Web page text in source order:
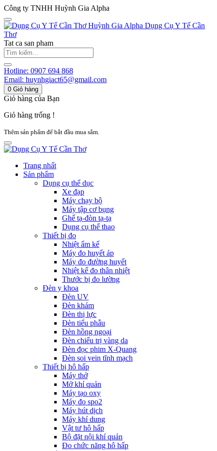
Công ty TNHH Huỳnh Gia Alpha
Huỳnh Gia Alpha Dụng Cụ Y Tế Cần
Thơ
Tat ca san pham
Hotline: 0907 694 868
Email: huynhgiact65@gmail.com
0 Giỏ hàng
Giỏ hàng của Bạn
Giỏ hàng trống !
Thêm sản phẩm để bắt đầu mua sắm.
Trang nhất
Sản phẩm
Dụng cụ thể dục
Xe đạp
Máy chạy bộ
Máy tập cơ bụng
Ghế tạ-đòn tạ-tạ
Dụng cụ thể thao
Thiết bị đo
Nhiệt ẩm kế
Máy đo huyết áp
Máy đo đường huyết
Nhiệt kế đo thân nhiệt
Thước bị đo lường
Đèn y khoa
Đèn UV
Đèn khám
Đèn thị lực
Đèn tiểu phẫu
Đèn hồng ngoại
Đèn chiếu trị vàng da
Đèn đọc phim X-Quang
Đèn soi vein tĩnh mạch
Thiết bị hô hấp
Máy thở
Mở khí quản
Máy tạo oxy
Máy đo spo2
Máy hút dịch
Máy khí dung
Vật tư hô hấp
Bộ đặt nội khí quản
Đo chức năng hô hấp